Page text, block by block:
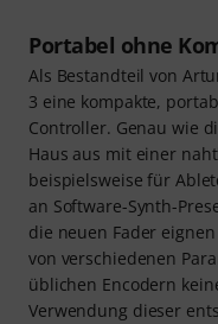
Portabel ohne
Als Bestandteil von
3 eine kompakte,
Controller. Genau wie
Haus aus mit einer
beispielsweise für
an Software-Synth-
die neuen Fader
von verschiedenen
üblichen Encodern
Verwendung dieser